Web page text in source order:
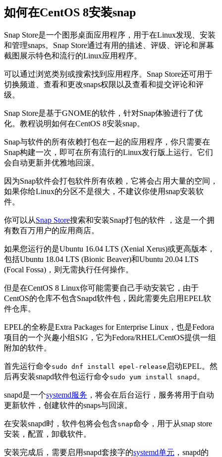
如何在CentOS 8安装snap
Snap Store是一个图形桌面应用程序，用于在Linux发现、安装
和管理snaps。Snap Store通过有用的描述、评级、评论和屏幕
截图展示特色和流行的Linux应用程序。
可以通过浏览类别或搜索找到应用程序。Snap Store还可用于
切换频道、查看和更改snaps权限以及查看和提交评论和评
级。
Snap Store是基于GNOME的软件，针对Snap体验进行了优
化。教程说明如何在CentOS 8安装snap。
Snap与软件的所有依赖打包在一起的应用程序，你只需要在
Snap构建一次，即可在所有流行的Linux发行版上运行。它们
会自动更新并优雅地回滚。
因为Snap软件会打包软件所有依赖，它将会占用大量的空间，
如果你给Linux的分区不是很大，不建议你使用snap安装软
件。
你可以从Snap Store搜索和安装Snap打包的软件 ，这是一个拥
有数百万用户的应用商店。
如果您运行的是Ubuntu 16.04 LTS (Xenial Xerus)或更高版本，
包括Ubuntu 18.04 LTS (Bionic Beaver)和Ubuntu 20.04 LTS
(Focal Fossa)，则无需执行任何操作。
但是在CentOS 8 Linux你可能需要自己手动安装它，由于
CentOS的仓库不包含Snapd软件包，因此需要先启用EPEL软
件仓库。
EPEL的全称是Extra Packages for Enterprise Linux，也是Fedora
项目的一个兴趣小组SIG，它为Fedora/RHEL/CentOS提供一组
附加的软件。
首先运行命令sudo dnf install epel-release 启动EPEL。然
后再安装snapd软件包运行命令sudo yum install snapd 。
snapd是一个systemd服务 ，将会在后台运行，服务将用于自动
更新软件，创建软件的snaps与回滚。
在安装snapd时，软件包将会包含snap命令，用于从snap store
安装，配置，卸载软件。
安装完成后，需要启用snapd套接字的systemd单元 ，snapd的